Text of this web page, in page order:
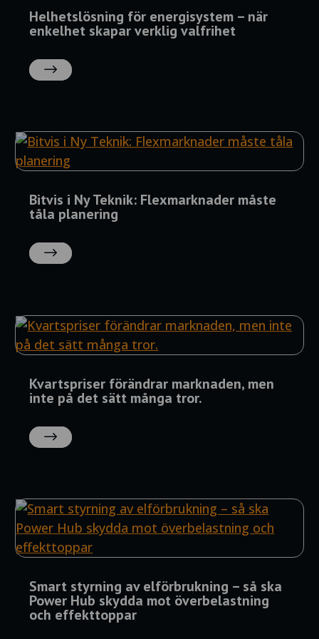
Helhetslösning för energisystem – när
enkelhet skapar verklig valfrihet
MER
Bitvis i Ny Teknik: Flexmarknader måste
tåla planering
LÄS
MER
Kvartspriser förändrar marknaden, men
inte på det sätt många tror.
MER
Smart styrning av elförbrukning – så ska
Power Hub skydda mot överbelastning
och effekttoppar